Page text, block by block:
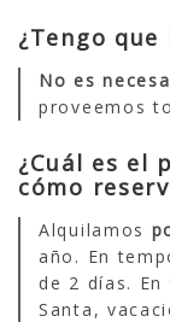
¿Tengo
No es
proveemos
¿Cuál es el
cómo
Alquilamos
año. En
de 2 días.
Santa,